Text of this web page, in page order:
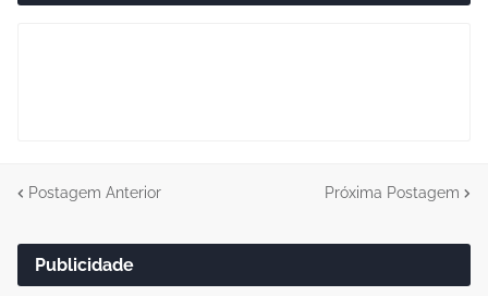
Postagem Anterior Próxima Postagem
Publicidade